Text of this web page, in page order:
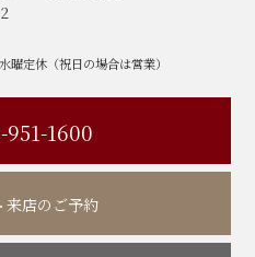
曜定休（祝日の場合は営業）
951-1600
・来店のご予約